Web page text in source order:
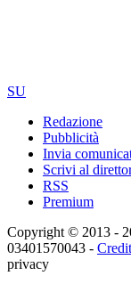
SU
Redazione
Pubblicità
Invia
Scrivi al
RSS
Premium
Copyright © 2013 -
03401570043 -
privacy